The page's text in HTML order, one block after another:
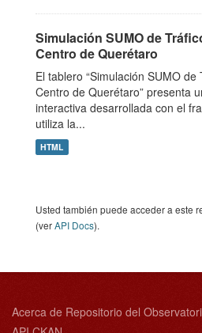
Simulación SUMO de
Centro de Querétaro
El tablero “Simulación SUMO
Centro de Querétaro” presenta
interactiva desarrollada con el
utiliza la...
HTML
Usted también puede acceder a este
(verAPI Docs).
Acerca de Repositorio del